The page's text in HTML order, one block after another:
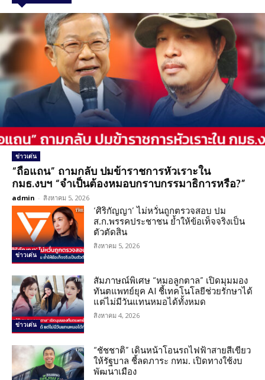
ข่าวเด่น
“ถือแถน” ถามกลับ ปมข้าราชการหัวเราะใน
กมธ.งบฯ “จำเป็นต้องหมอบกราบกรรมาธิการหรือ?”
admin - สิงหาคม 5, 2026
ข่าวเด่น
‘ศิริกัญญา’ ไม่หวั่นถูกตรวจสอบ ปม
ส.ก.พรรคประชาชน ย้ำให้ข้อเท็จจริงเป็น
ตัวตัดสิน
สิงหาคม 5, 2026
ข่าวเด่น
สัมภาษณ์พิเศษ “หมอลูกตาล” เปิดมุมมอง
ทันตแพทย์ยุค AI ชี้เทคโนโลยีช่วยรักษาได้
แต่ไม่มีวันแทนหมอได้ทั้งหมด
สิงหาคม 4, 2026
“ชัชชาติ” เดินหน้าโอนรถไฟฟ้าสายสีเขียว
ให้รัฐบาล ชี้ลดภาระ กทม. เปิดทางใช้งบ
พัฒนาเมือง